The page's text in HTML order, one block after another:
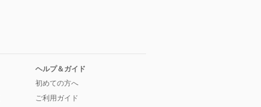
ヘルプ＆ガイド
初めての方へ
ご利用ガイド